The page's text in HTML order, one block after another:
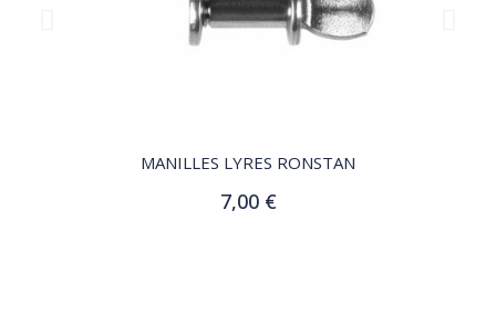
MANILLES LYRES RONSTAN
7,00 €
Customize